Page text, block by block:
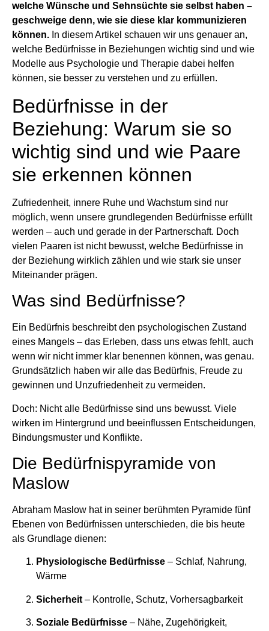
welche Wünsche und Sehnsüchte sie selbst haben –
geschweige denn, wie sie diese klar kommunizieren
können. In diesem Artikel schauen wir uns genauer an,
welche Bedürfnisse in Beziehungen wichtig sind und wie
Modelle aus Psychologie und Therapie dabei helfen
können, sie besser zu verstehen und zu erfüllen.
Bedürfnisse in der
Beziehung: Warum sie so
wichtig sind und wie Paare
sie erkennen können
Zufriedenheit, innere Ruhe und Wachstum sind nur
möglich, wenn unsere grundlegenden Bedürfnisse erfüllt
werden – auch und gerade in der Partnerschaft. Doch
vielen Paaren ist nicht bewusst, welche Bedürfnisse in
der Beziehung wirklich zählen und wie stark sie unser
Miteinander prägen.
Was sind Bedürfnisse?
Ein Bedürfnis beschreibt den psychologischen Zustand
eines Mangels – das Erleben, dass uns etwas fehlt, auch
wenn wir nicht immer klar benennen können, was genau.
Grundsätzlich haben wir alle das Bedürfnis, Freude zu
gewinnen und Unzufriedenheit zu vermeiden.
Doch: Nicht alle Bedürfnisse sind uns bewusst. Viele
wirken im Hintergrund und beeinflussen Entscheidungen,
Bindungsmuster und Konflikte.
Die Bedürfnispyramide von
Maslow
Abraham Maslow hat in seiner berühmten Pyramide fünf
Ebenen von Bedürfnissen unterschieden, die bis heute
als Grundlage dienen:
Physiologische Bedürfnisse – Schlaf, Nahrung,
Wärme
Sicherheit – Kontrolle, Schutz, Vorhersagbarkeit
Soziale Bedürfnisse – Nähe, Zugehörigkeit,